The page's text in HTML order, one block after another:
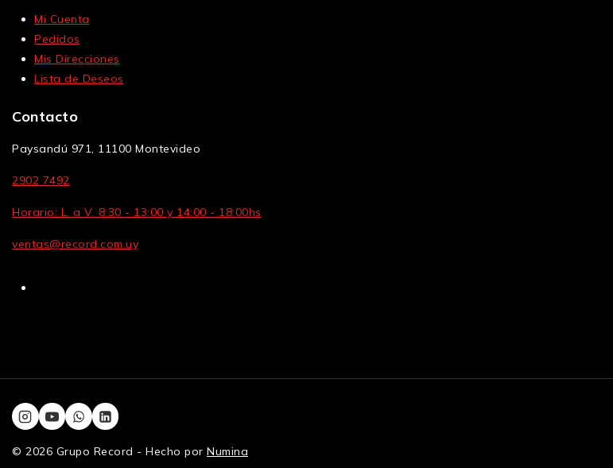
Mi Cuenta
Pedidos
Mis Direcciones
Lista de Deseos
Contacto
Paysandú 971, 11100 Montevideo
2902 7492
Horario: L. a V. 8:30 - 13:00 y 14:00 - 18:00hs
ventas@record.com.uy
© 2026 Grupo Record - Hecho por Numina